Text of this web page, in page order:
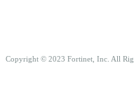
Copyright © 2023 Fortinet, Inc. All